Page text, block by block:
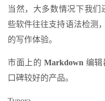
当然，大多数情况下我们
些软件往往支持语法检测
的写作体验。
市面上的Markdown 编辑
口碑较好的产品。